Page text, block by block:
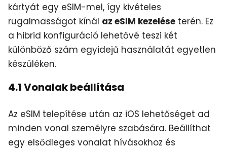
kártyát egy eSIM-mel, így kivételes
rugalmasságot kínál az eSIM kezelése terén. Ez
a hibrid konfiguráció lehetővé teszi két
különböző szám egyidejű használatát egyetlen
készüléken.
4.1 Vonalak beállítása
Az eSIM telepítése után az iOS lehetőséget ad
minden vonal személyre szabására. Beállíthat
egy elsődleges vonalat hívásokhoz és